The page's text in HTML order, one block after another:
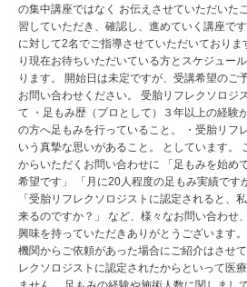
の集中講座ではなく お伝えさせていただいた
習していただき、確認し、進めていく講座で
に対して2名でご指導させていただいており
り現在お待ちいただいている方とスケジュー
ります。 開始日は未定ですが、受講希望のご
お問い合わせください。 受胎リフレクソロジ
て ・足もみ歴（プロとして）３年以上の経験
の方へ足もみを行っていること。 ・受胎リフ
いう真摯な思いがあること。 としています。
からいただくお問い合わせに 「足もみを始め
希望です」 「月に20人程度の足もみ実績です
「受胎リフレクソロジストに認定されると、
来るのですか？」 など、様々なお問い合わせ
興味を持っていただきありがとうございます
機関からご依頼があった場合にご紹介はさせ
レクソロジストに認定されたからといって医